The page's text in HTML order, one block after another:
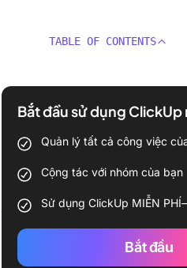
TABLE OF CONTENTS
Bắt đầu sử dụng
Quản lý tất cả công việc
Cộng tác với nhóm của bạn
Sử dụng ClickUp MIỄN
Bắt đầu